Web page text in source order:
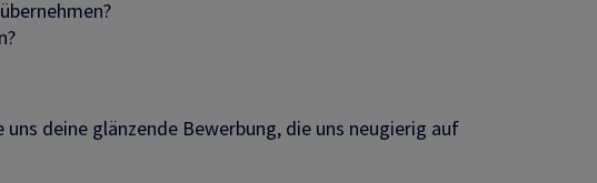
deine glänzende Bewerbung, die uns neugierig auf